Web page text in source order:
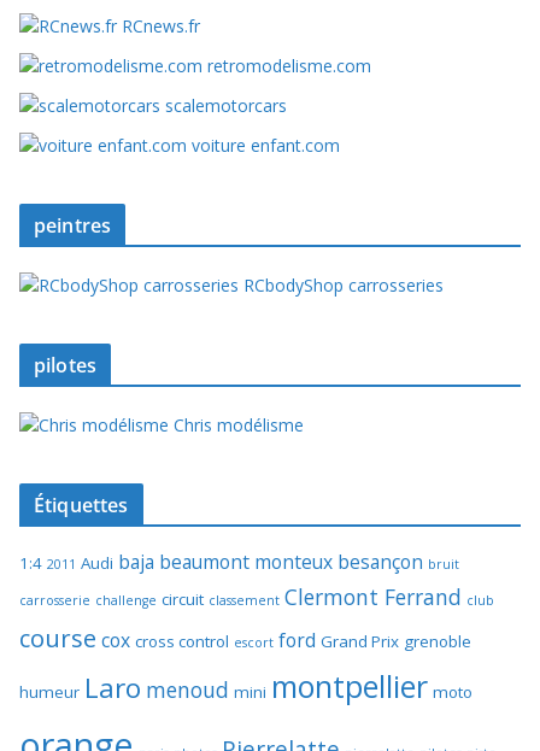
RCnews.fr
retromodelisme.com
scalemotorcars
voiture enfant.com
peintres
RCbodyShop carrosseries
pilotes
Chris modélisme
Étiquettes
1:4 2011 Audi baja beaumont monteux besançon bruit
carrosserie challenge circuit classement Clermont Ferrand club
course cox cross control escort ford Grand Prix grenoble
humeur Laro menoud mini montpellier moto